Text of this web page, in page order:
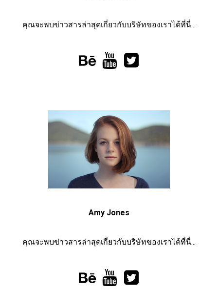
คุณจะพบข่าวสารล่าสุดเกี่ยวกับบริษัทของเราได้ที่นี่...
  
Amy Jones
คุณจะพบข่าวสารล่าสุดเกี่ยวกับบริษัทของเราได้ที่นี่...
  